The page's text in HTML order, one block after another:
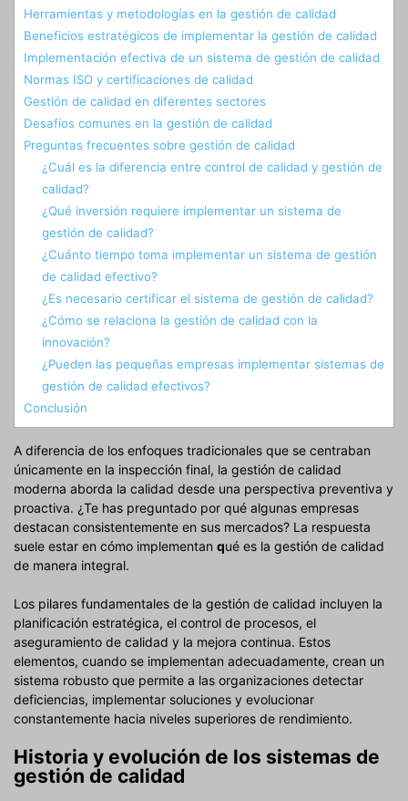
Herramientas y metodologías en la gestión de calidad
Beneficios estratégicos de implementar la gestión de calidad
Implementación efectiva de un sistema de gestión de calidad
Normas ISO y certificaciones de calidad
Gestión de calidad en diferentes sectores
Desafíos comunes en la gestión de calidad
Preguntas frecuentes sobre gestión de calidad
¿Cuál es la diferencia entre control de calidad y gestión de
calidad?
¿Qué inversión requiere implementar un sistema de
gestión de calidad?
¿Cuánto tiempo toma implementar un sistema de gestión
de calidad efectivo?
¿Es necesario certificar el sistema de gestión de calidad?
¿Cómo se relaciona la gestión de calidad con la
innovación?
¿Pueden las pequeñas empresas implementar sistemas de
gestión de calidad efectivos?
Conclusión
A diferencia de los enfoques tradicionales que se centraban
únicamente en la inspección final, la gestión de calidad
moderna aborda la calidad desde una perspectiva preventiva y
proactiva. ¿Te has preguntado por qué algunas empresas
destacan consistentemente en sus mercados? La respuesta
suele estar en cómo implementan qué es la gestión de calidad
de manera integral.
Los pilares fundamentales de la gestión de calidad incluyen la
planificación estratégica, el control de procesos, el
aseguramiento de calidad y la mejora continua. Estos
elementos, cuando se implementan adecuadamente, crean un
sistema robusto que permite a las organizaciones detectar
deficiencias, implementar soluciones y evolucionar
constantemente hacia niveles superiores de rendimiento.
Historia y evolución de los sistemas de
gestión de calidad